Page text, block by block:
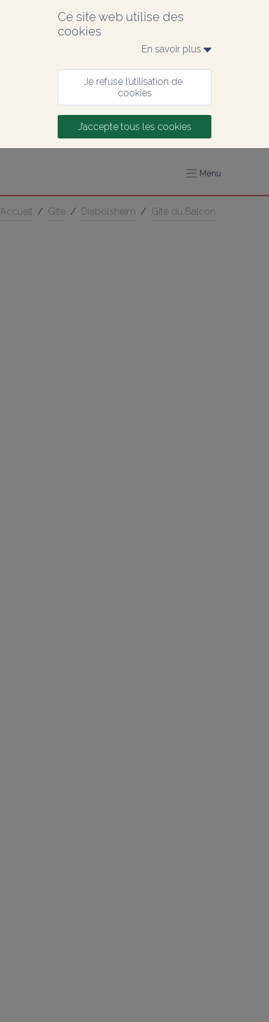
Ce site web utilise des
cookies
En savoir plus
Je refuse l’utilisation de
cookies
J’accepte tous les cookies
Menu
Accueil / Gîte / Diebolsheim / Gîte du Balcon